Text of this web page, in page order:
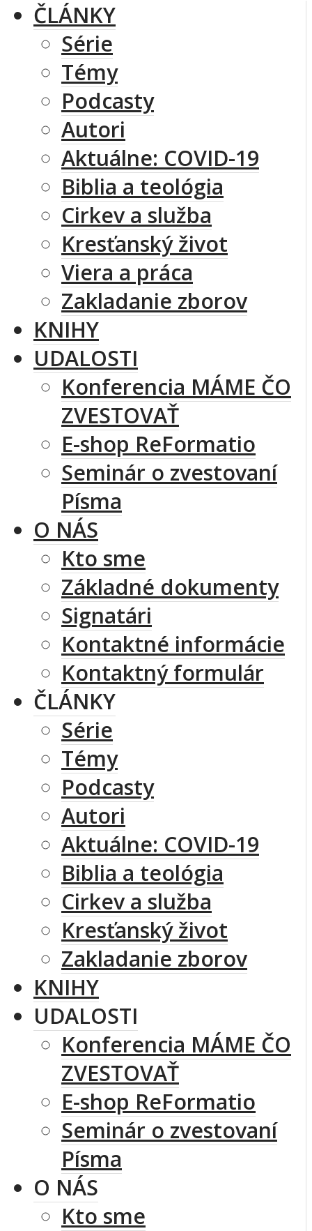
ČLÁNKY
Série
Témy
Podcasty
Autori
Aktuálne: COVID-19
Biblia a teológia
Cirkev a služba
Kresťanský život
Viera a práca
Zakladanie zborov
KNIHY
UDALOSTI
Konferencia MÁME ČO
ZVESTOVAŤ
E-shop ReFormatio
Seminár o zvestovaní
Písma
O NÁS
Kto sme
Základné dokumenty
Signatári
Kontaktné informácie
Kontaktný formulár
ČLÁNKY
Série
Témy
Podcasty
Autori
Aktuálne: COVID-19
Biblia a teológia
Cirkev a služba
Kresťanský život
Zakladanie zborov
KNIHY
UDALOSTI
Konferencia MÁME ČO
ZVESTOVAŤ
E-shop ReFormatio
Seminár o zvestovaní
Písma
O NÁS
Kto sme